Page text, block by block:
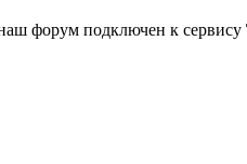
форум подключен к сервису